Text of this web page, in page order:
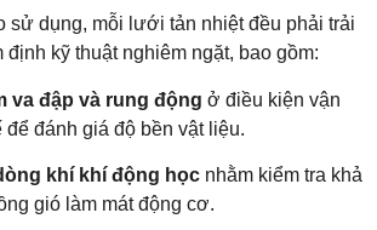
sử dụng, mỗi lưới tản nhiệt đều phải trải
định kỹ thuật nghiêm ngặt, bao gồm:
va đập và rung động ở điều kiện vận
để đánh giá độ bền vật liệu.
khí khí động học nhằm kiểm tra khả
gió làm mát động cơ.